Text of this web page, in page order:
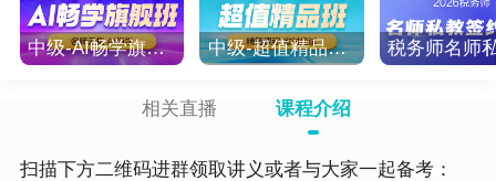
中级-AI畅学旗舰班-2027 中级-超值精品班-2027
相关直播 课程介绍
扫描下方二维码进群领取讲义或者与大家一起备考：